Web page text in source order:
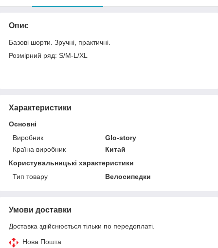
Опис
Базові шорти. Зручні, практичні.
Розмірний ряд: S/M-L/XL
Характеристики
Основні
Виробник
Glo-story
Країна виробник
Китай
Користувальницькі характеристики
Тип товару
Велосипедки
Умови доставки
Доставка здійснюється тільки по передоплаті.
Нова Пошта